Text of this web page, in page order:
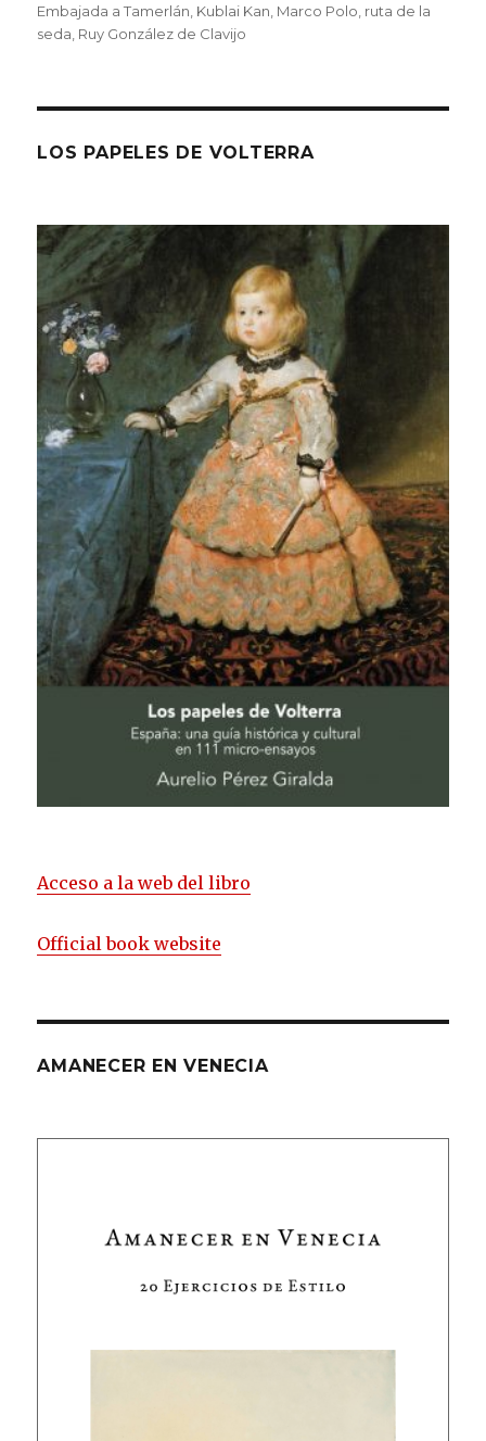
el
Embajada a Tamerlán, Kublai Kan, Marco Polo, ruta de la
seda, Ruy González de Clavijo
LOS PAPELES DE VOLTERRA
Acceso a la web del libro
Official book website
AMANECER EN VENECIA